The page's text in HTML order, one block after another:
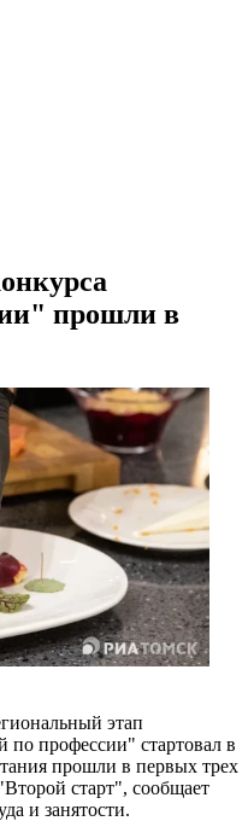
прошли в
этап
по профессии" стартовал в
прошли в первых трех
старт", сообщает
и занятости.